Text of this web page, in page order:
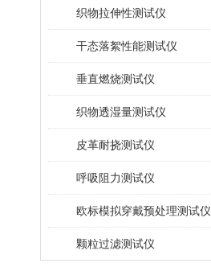
织物拉伸性测试仪
干态落絮性能测试仪
垂直燃烧测试仪
织物透湿量测试仪
皮革耐挠测试仪
呼吸阻力测试仪
欧标模拟穿戴预处理测试仪
颗粒过滤测试仪